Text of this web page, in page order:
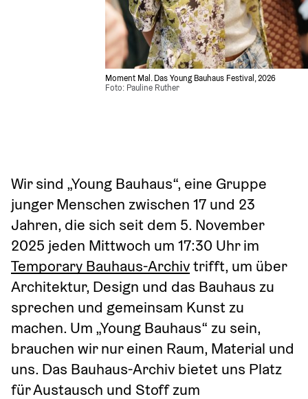
Moment Mal. Das Young Bauhaus Festival, 2026
Foto: Pauline Ruther
Wir sind „Young Bauhaus“, eine Gruppe
junger Menschen zwischen 17 und 23
Jahren, die sich seit dem 5. November
Temporary Bauhaus-Archiv trifft, um über
Architektur, Design und das Bauhaus zu
sprechen und gemeinsam Kunst zu
machen. Um „Young Bauhaus“ zu sein,
brauchen wir nur einen Raum, Material und
uns. Das Bauhaus-Archiv bietet uns Platz
für Austausch und Stoff zum